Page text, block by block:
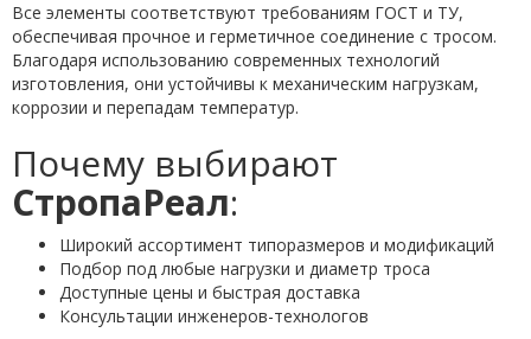
Все элементы соответствуют требованиям ГОСТ и ТУ,
обеспечивая прочное и герметичное соединение с тросом.
Благодаря использованию современных технологий
изготовления, они устойчивы к механическим нагрузкам,
коррозии и перепадам температур.
Почему выбирают
СтропаРеал:
Широкий ассортимент типоразмеров и модификаций
Подбор под любые нагрузки и диаметр троса
Доступные цены и быстрая доставка
Консультации инженеров-технологов